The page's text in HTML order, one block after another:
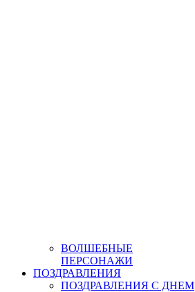
ВОЛШЕБНЫЕ
ПЕРСОНАЖИ
ПОЗДРАВЛЕНИЯ
ПОЗДРАВЛЕНИЯ С ДНЕМ